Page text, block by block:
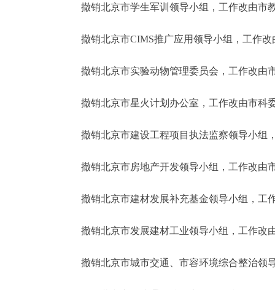
撤销北京市学生军训领导小组，工作改由市
撤销北京市CIMS推广应用领导小组，工作改
撤销北京市实验动物管理委员会，工作改由
撤销北京市星火计划办公室，工作改由市科
撤销北京市建设工程项目执法监察领导小组
撤销北京市房地产开发领导小组，工作改由
撤销北京市建材发展补充基金领导小组，工
撤销北京市发展建材工业领导小组，工作改
撤销北京市城市交通、市容环境综合整治领